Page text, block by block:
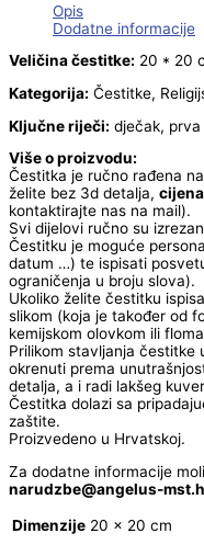
Opis
Dodatne informacije
Veličina čestitke: 20 * 20
Kategorija: Čestitke,
Ključne riječi: dječak,
Više o proizvodu:
Čestitka je ručno rađena
želite bez 3d detalja,
kontaktirajte nas na mail).
Svi dijelovi ručno su
Čestitku je moguće
datum …) te ispisati
ograničenja u broju slova).
Ukoliko želite čestitku
slikom (koja je također od
kemijskom olovkom ili
Prilikom stavljanja čestitke
okrenuti prema
detalja, a i radi lakšeg
Čestitka dolazi sa
zaštite.
Proizvedeno u Hrvatskoj.
Za dodatne informacije
rh.tsm-
@ebzduran
Dimenzije 20 × 20 cm